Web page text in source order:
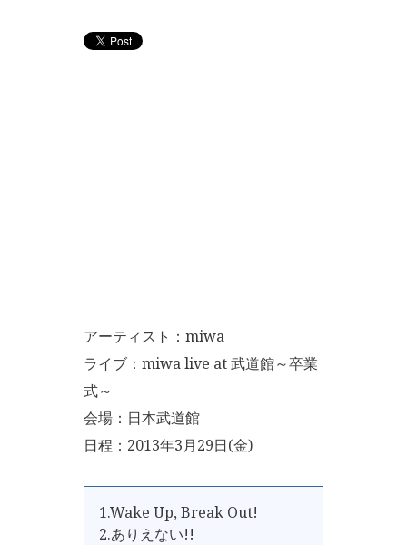
アーティスト：miwa
ライブ：miwa live at 武道館～卒業
式～
会場：日本武道館
日程：2013年3月29日(金)
1.Wake Up, Break Out!
2.ありえない!!